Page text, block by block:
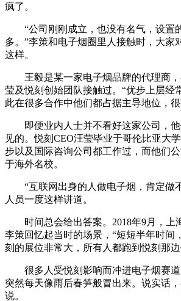
疯了。
“公司刚刚成立，也没有名气，设置
多。”李策和电子烟圈里人接触时，大家
这样。
王毅是某一家电子烟品牌的代理商
莹及悦刻创始团队接触过。“优步上层经
此在很多合作中他们都占据主导地位，
即便业内人士并不看好这家公司，
见的。悦刻CEO汪莹毕业于哥伦比亚大
步以及国际咨询公司都工作过，而他们
于海外名校。
“互联网出身的人做电子烟，肯定做
人员一度这样讲道。
时间总会给出答案。2018年9月，上
李策回忆起当时的场景，“短短半年时间
刻的展位非常大，所有人都跑到悦刻那
很多人受悦刻影响而冲进电子烟赛
突然每天像雨后春笋般冒出来。说实话
说。